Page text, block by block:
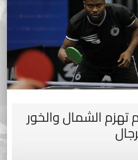
تهزم الشمال والخور